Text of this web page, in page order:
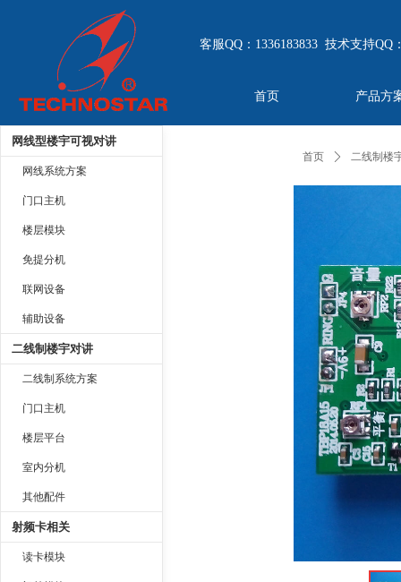
首页 产品方
客服QQ：1336183833 技术支持QQ
首页 ꄲ 二线制楼
网线型楼宇可视对讲
网线系统方案
门口主机
楼层模块
免提分机
联网设备
辅助设备
二线制楼宇对讲
二线制系统方案
门口主机
楼层平台
室内分机
其他配件
射频卡相关
读卡模块